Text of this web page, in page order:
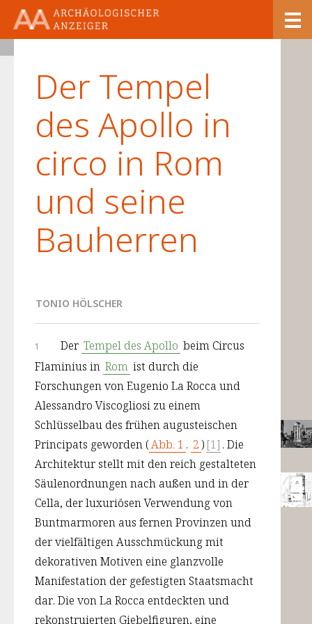
23/1
Der Tempel
des Apollo in
circo in Rom
und seine
Bauherren
TONIO HÖLSCHER
1 Der Tempel des Apollo beim Circus
Flaminius in Rom ist durch die
Forschungen von Eugenio La Rocca und
Alessandro Viscogliosi zu einem
Schlüsselbau des frühen augusteischen
Principats geworden (Abb. 1 . 2) [1] . Die
Architektur stellt mit den reich gestalteten
Säulenordnungen nach außen und in der
Cella, der luxuriösen Verwendung von
Buntmarmoren aus fernen Provinzen und
der vielfältigen Ausschmückung mit
dekorativen Motiven eine glanzvolle
Manifestation der gefestigten Staatsmacht
dar. Die von La Rocca entdeckten und
rekonstruierten Giebelfiguren, eine